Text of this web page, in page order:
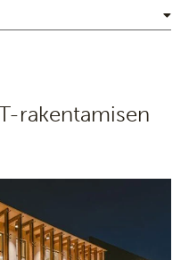
rakentamisen